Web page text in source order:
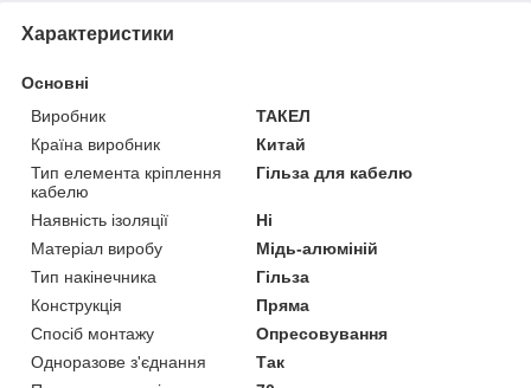
Характеристики
Основні
Виробник
ТАКЕЛ
Країна виробник
Китай
Тип елемента кріплення
кабелю
Гільза для кабелю
Наявність ізоляції
Ні
Матеріал виробу
Мідь-алюміній
Тип накінечника
Гільза
Конструкція
Пряма
Спосіб монтажу
Опресовування
Одноразове з'єднання
Так